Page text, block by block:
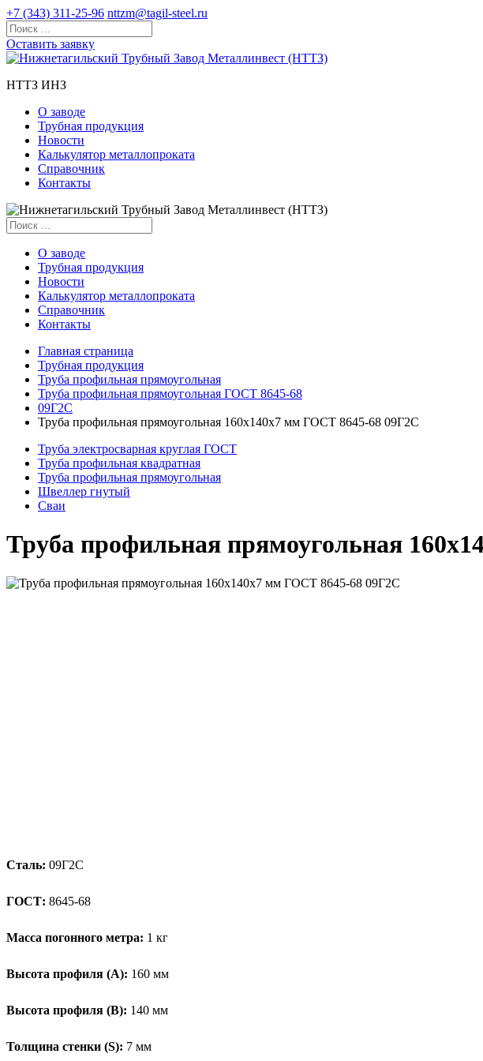
+7 (343) 311-25-96 nttzm@tagil-steel.ru
Оставить заявку
НТТЗ ИНЗ
О заводе
Трубная продукция
Новости
Калькулятор металлопроката
Справочник
Контакты
О заводе
Трубная продукция
Новости
Калькулятор металлопроката
Справочник
Контакты
Главная страница
Трубная продукция
Труба профильная прямоугольная
Труба профильная прямоугольная ГОСТ 8645-68
09Г2С
Труба профильная прямоугольная 160x140x7 мм ГОСТ 8645-68 09Г2С
Труба электросварная круглая ГОСТ
Труба профильная квадратная
Труба профильная прямоугольная
Швеллер гнутый
Сваи
Труба профильная прямоугольная
Сталь: 09Г2С
ГОСТ: 8645-68
Масса погонного метра: 1 кг
Высота профиля (А): 160 мм
Высота профиля (B): 140 мм
Толщина стенки (S): 7 мм